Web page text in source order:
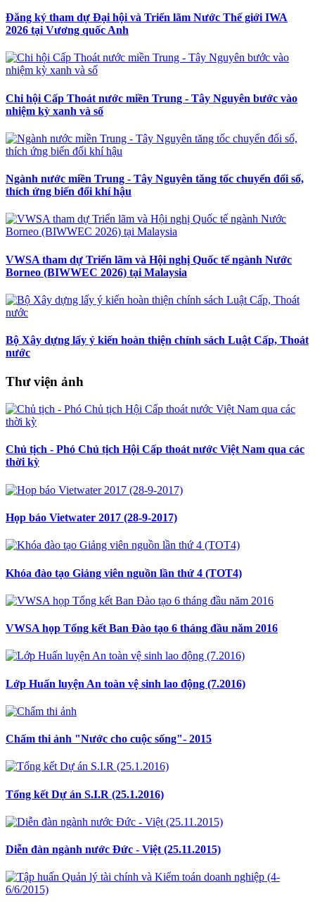
Đăng ký tham dự Đại hội và Triển lãm Nước Thế giới IWA
2026 tại Vương quốc Anh
Chi hội Cấp Thoát nước miền Trung - Tây Nguyên bước vào
nhiệm kỳ xanh và số
Ngành nước miền Trung - Tây Nguyên tăng tốc chuyển đổi số,
thích ứng biến đổi khí hậu
VWSA tham dự Triển lãm và Hội nghị Quốc tế ngành Nước
Borneo (BIWWEC 2026) tại Malaysia
Bộ Xây dựng lấy ý kiến hoàn thiện chính sách Luật Cấp, Thoát
nước
Thư viện ảnh
Chủ tịch - Phó Chủ tịch Hội Cấp thoát nước Việt Nam qua các
thời kỳ
Họp báo Vietwater 2017 (28-9-2017)
Khóa đào tạo Giảng viên nguồn lần thứ 4 (TOT4)
VWSA họp Tổng kết Ban Đào tạo 6 tháng đầu năm 2016
Lớp Huấn luyện An toàn vệ sinh lao động (7.2016)
Chấm thi ảnh "Nước cho cuộc sống"- 2015
Tổng kết Dự án S.I.R (25.1.2016)
Diễn đàn ngành nước Đức - Việt (25.11.2015)